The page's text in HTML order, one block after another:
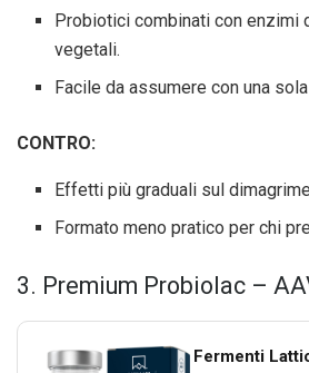
Probiotici combinati con enzimi
vegetali.
Facile da assumere con una
CONTRO:
Effetti più graduali sul
Formato meno pratico per chi
3. Premium Probiolac –
Fermenti